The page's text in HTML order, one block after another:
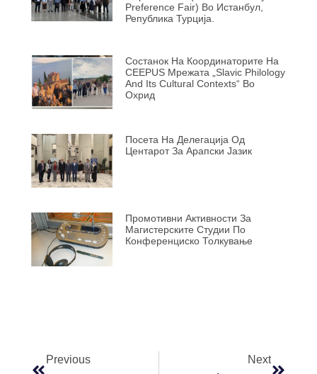
Preference Fair) Во Истанбул,
Република Турција.
Состанок На Координаторите На
CEEPUS Мрежата „Slavic Philology
And Its Cultural Contexts“ Во
Охрид
Посета На Делегација Од
Центарот За Арапски Јазик
Промотивни Активности За
Магистерските Студии По
Конференциско Толкување
Previous Next